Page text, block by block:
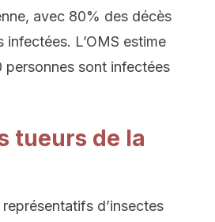
avec 80% des décès
infectées. L’OMS estime
personnes sont infectées
tueurs de la
d’insectes